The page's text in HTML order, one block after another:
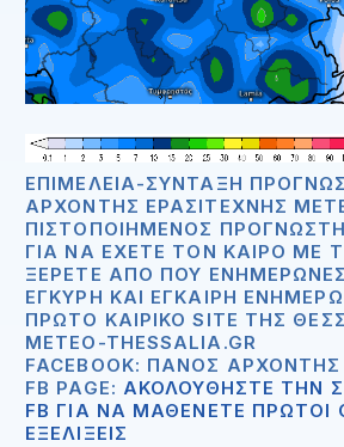
ΕΠΙΜΈΛΕΙΑ-ΣΎΝΤΑΞΗ
ΑΡΧΟΝΤΉΣ ΕΡΑΣΙΤΈΧΝΗΣ
ΠΙΣΤΟΠΟΙΗΜΈΝΟΣ
ΓΙΑ ΝΑ ΈΧΕΤΕ ΤΟΝ ΚΑΙΡΌ ΜΕ
ΞΈΡΕΤΕ ΑΠΟ ΠΟΥ
ΈΓΚΥΡΗ ΚΑΙ ΈΓΚΑΙΡΗ
ΠΡΏΤΟ ΚΑΙΡΙΚΌ SITE ΤΗΣ
METEO-THESSALIA.GR
FACEBOOK: ΠΆΝΟΣ ΑΡΧΟΝΤΉΣ
FB PAGE: ΑΚΟΛΟΥΘΗΣΤΕ ΤΗΝ
FB ΓΙΑ ΝΑ ΜΑΘΕΝΕΤΕ ΠΡΩΤΟΙ
ΕΞΕΛΙΞΕΙΣ